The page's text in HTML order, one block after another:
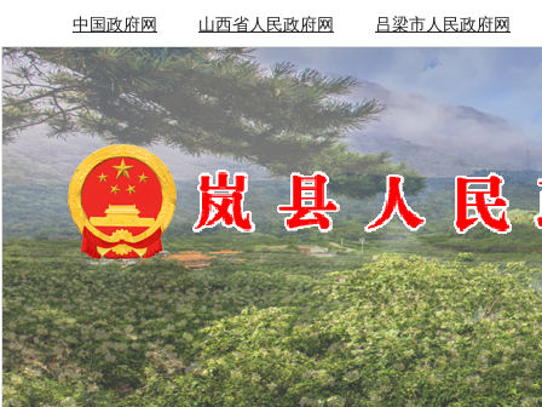
中国政府网 山西省人民政府网 吕梁市人民政府网